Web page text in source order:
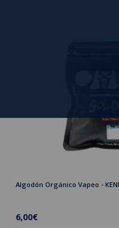
Algodón Orgánico Vapeo -
6,00€